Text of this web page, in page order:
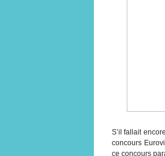
S’il fallait
concours
ce concours